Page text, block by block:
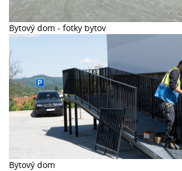
Bytový dom - fotky bytov
Bytový dom